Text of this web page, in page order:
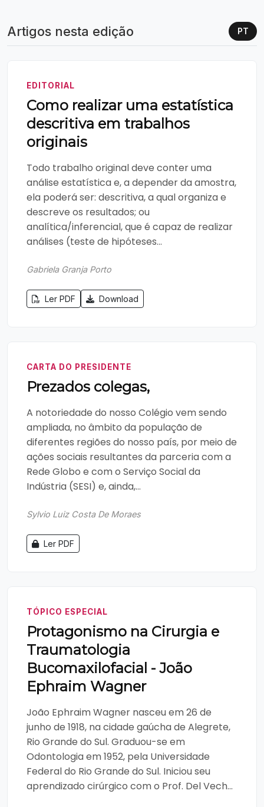
Artigos nesta edição PT
EDITORIAL
Como realizar uma estatística
descritiva em trabalhos
originais
Todo trabalho original deve conter uma
análise estatística e, a depender da amostra,
ela poderá ser: descritiva, a qual organiza e
descreve os resultados; ou
analítica/inferencial, que é capaz de realizar
análises (teste de hipóteses...
Gabriela Granja Porto
Ler PDF Download
CARTA DO PRESIDENTE
Prezados colegas,
A notoriedade do nosso Colégio vem sendo
ampliada, no âmbito da população de
diferentes regiões do nosso país, por meio de
ações sociais resultantes da parceria com a
Rede Globo e com o Serviço Social da
Indústria (SESI) e, ainda,...
Sylvio Luiz Costa De Moraes
Ler PDF
TÓPICO ESPECIAL
Protagonismo na Cirurgia e
Traumatologia
Bucomaxilofacial - João
Ephraim Wagner
João Ephraim Wagner nasceu em 26 de
junho de 1918, na cidade gaúcha de Alegrete,
Rio Grande do Sul. Graduou-se em
Odontologia em 1952, pela Universidade
Federal do Rio Grande do Sul. Iniciou seu
aprendizado cirúrgico com o Prof. Del Vech...